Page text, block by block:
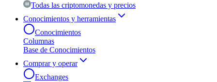
Todas las criptomonedas y precios
Conocimientos y herramientas
Conocimientos
Columnas
Base de Conocimientos
Comprar y operar
Exchanges